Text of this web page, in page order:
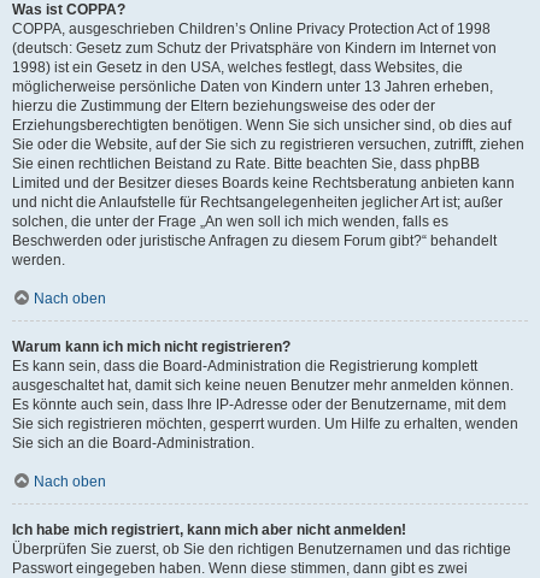
Was ist COPPA?
COPPA, ausgeschrieben Children’s Online Privacy Protection Act of 1998
(deutsch: Gesetz zum Schutz der Privatsphäre von Kindern im Internet von
1998) ist ein Gesetz in den USA, welches festlegt, dass Websites, die
möglicherweise persönliche Daten von Kindern unter 13 Jahren erheben,
hierzu die Zustimmung der Eltern beziehungsweise des oder der
Erziehungsberechtigten benötigen. Wenn Sie sich unsicher sind, ob dies auf
Sie oder die Website, auf der Sie sich zu registrieren versuchen, zutrifft, ziehen
Sie einen rechtlichen Beistand zu Rate. Bitte beachten Sie, dass phpBB
Limited und der Besitzer dieses Boards keine Rechtsberatung anbieten kann
und nicht die Anlaufstelle für Rechtsangelegenheiten jeglicher Art ist; außer
solchen, die unter der Frage „An wen soll ich mich wenden, falls es
Beschwerden oder juristische Anfragen zu diesem Forum gibt?“ behandelt
werden.
Nach oben
Warum kann ich mich nicht registrieren?
Es kann sein, dass die Board-Administration die Registrierung komplett
ausgeschaltet hat, damit sich keine neuen Benutzer mehr anmelden können.
Es könnte auch sein, dass Ihre IP-Adresse oder der Benutzername, mit dem
Sie sich registrieren möchten, gesperrt wurden. Um Hilfe zu erhalten, wenden
Sie sich an die Board-Administration.
Nach oben
Ich habe mich registriert, kann mich aber nicht anmelden!
Überprüfen Sie zuerst, ob Sie den richtigen Benutzernamen und das richtige
Passwort eingegeben haben. Wenn diese stimmen, dann gibt es zwei